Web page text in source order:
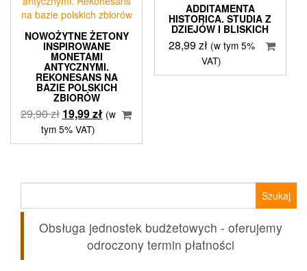
NOWOŻYTNE ŻETONY
INSPIROWANE
MONETAMI
ANTYCZNYMI.
REKONESANS NA
BAZIE POLSKICH
ZBIORÓW
29,90zł Pierwotna
cena
wynosiła:
19,99złAktualna
wynosi:
(w
tym 5% VAT)
ADDITAMENTA
HISTORICA. STUDIA Z
DZIEJÓW I BLISKICH
28,99zł (w tym 5%
VAT)
Obsługa jednostek budżetowych - oferujemy
odroczony termin płatności